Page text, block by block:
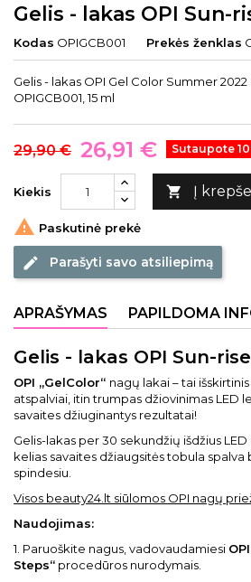
Gelis - lakas OPI Sun-
Kodas OPIGCB001 Prekės ženklas
Gelis - lakas OPI Gel Color Summer 2022
OPIGCB001, 15 ml
29,90 € 26,91 € Sutaupote
Kiekis  Į
 Paskutinė prekė
edit Parašyti savo atsiliepimą
APRAŠYMAS PAPILDOMA
Gelis - lakas OPI Sun-
OPI „GelColor“ nagų lakai – tai
atspalviai, itin trumpas džiovinimas LED
savaites džiuginantys rezultatai!
Gelis-lakas per 30 sekundžių išdžius
kelias savaites džiaugsitės tobula
spindesiu.
Visos beauty24.lt siūlomos OPI nagų
Naudojimas:
1. Paruoškite nagus, vadovaudamiesi
Steps“ procedūros nurodymais.